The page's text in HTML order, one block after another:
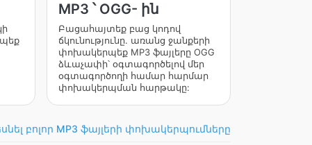
MP3 ՝ OGG- ին
Բացահայտեք բաց կոդով
ճկունությունը. առանց ջանքերի
փոխակերպեք MP3 ֆայլերը OGG
ձևաչափի՝ օգտագործելով մեր
օգտագործողի համար հարմար
փոխակերպման հարթակը:
բոլոր MP3 ֆայլերի փոխակերպումները